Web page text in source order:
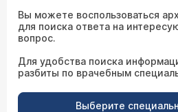
Вы можете воспользоваться
для поиска ответа на
вопрос.
Для удобства поиска
разбиты по врачебным
Выберите